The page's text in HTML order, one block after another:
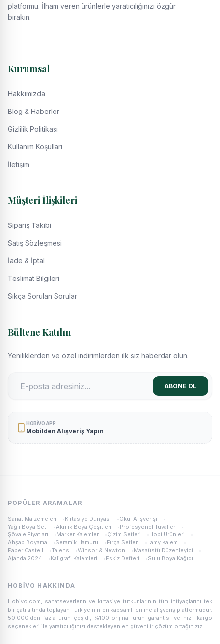
platformu. İlham veren ürünlerle yaratıcılığınızı özgür
bırakın.
Kurumsal
Hakkımızda
Blog & Haberler
Gizlilik Politikası
Kullanım Koşulları
İletişim
Müşteri İlişkileri
Sipariş Takibi
Satış Sözleşmesi
İade & İptal
Teslimat Bilgileri
Sıkça Sorulan Sorular
Bültene Katılın
Yeniliklerden ve özel indirimlerden ilk siz haberdar olun.
ABONE OL
HOBIVO APP
Mobilden Alışveriş Yapın
POPÜLER ARAMALAR
Sanat Malzemeleri •Kırtasiye Dünyası •Okul Alışverişi
•
Yağlı Boya Seti
•Akrilik Boya Çeşitleri •Profesyonel Tuvaller
•
Şövale Fiyatları
•Marker Kalemler •Çizim Setleri •Hobi Ürünleri
•
Ahşap Boyama
•Seramik Hamuru •Fırça Setleri •Lamy Kalem
•
Faber Castell
•Talens •Winsor & Newton •Masaüstü Düzenleyici
•
Ajanda 2024
•Kaligrafi Kalemleri •Eskiz Defteri •Sulu Boya Kağıdı
HOBIVO HAKKINDA
Hobivo.com, sanatseverlerin ve kırtasiye tutkunlarının tüm ihtiyaçlarını tek
bir çatı altında toplayan Türkiye'nin en kapsamlı online alışveriş platformudur.
50.000'den fazla ürün çeşidi, %100 orijinal ürün garantisi ve hızlı kargo
seçenekleri ile yaratıcılığınızı destekleyen en güvenilir çözüm ortağınızız.